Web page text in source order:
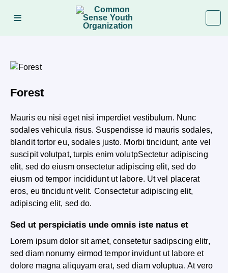
Forest
Mauris eu nisi eget nisi imperdiet vestibulum. Nunc
sodales vehicula risus. Suspendisse id mauris sodales,
blandit tortor eu, sodales justo. Morbi tincidunt, ante vel
suscipit volutpat, turpis enim volutpSectetur adipiscing
elit, sed do eiusm onsectetur adipiscing elit, sed do
eiusm od tempor incididunt ut labore. Ut vel placerat
eros, eu tincidunt velit. Consectetur adipiscing elit,
adipiscing elit, sed do.
Sed ut perspiciatis unde omnis iste natus et
Lorem ipsum dolor sit amet, consetetur sadipscing elitr,
sed diam nonumy eirmod tempor invidunt ut labore et
dolore magna aliquyam erat, sed diam voluptua. At vero